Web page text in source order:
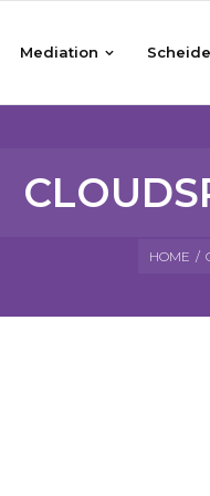
Mediation
HOME /